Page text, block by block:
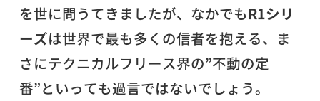
を世に問うてきましたが、なかでもR1シリ
ーズは世界で最も多くの信者を抱える、ま
さにテクニカルフリース界の”不動の定
番”といっても過言ではないでしょう。